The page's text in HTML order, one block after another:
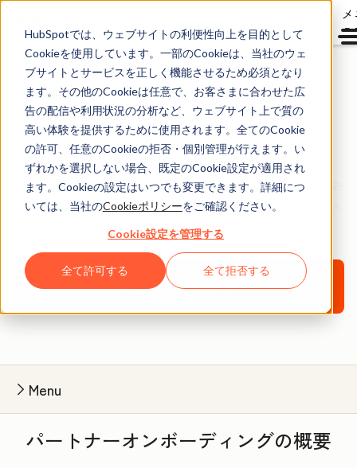
HubSpotでは、ウェブサイトの利便性向上を目的として
Cookieを使用しています。一部のCookieは、当社のウェ
ブサイトとサービスを正しく機能させるため必須となり
ます。その他のCookieは任意で、お客さまに合わせた広
告の配信や利用状況の分析など、ウェブサイト上で質の
高い体験を提供するために使用されます。全てのCookie
の許可、任意のCookieの拒否・個別管理が行えます。い
ずれかを選択しない場合、既定のCookie設定が適用され
ます。Cookieの設定はいつでも変更できます。詳細につ
いては、当社のCookieポリシーをご確認ください。
Cookie設定を管理する
全て許可する 全て拒否する
パートナー
オンボーディング
パートナーさまが自信を持ってインバウンドサービスをお
客さまに販売し、提供できるように、HubSpotのコンサル
タントがお手伝いいたします。
担当者に相談する
Menu
パートナーオンボーディングの概要